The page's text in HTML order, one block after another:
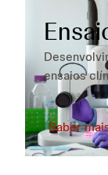
ensaios
Saber